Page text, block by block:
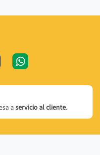
aservicio al cliente.